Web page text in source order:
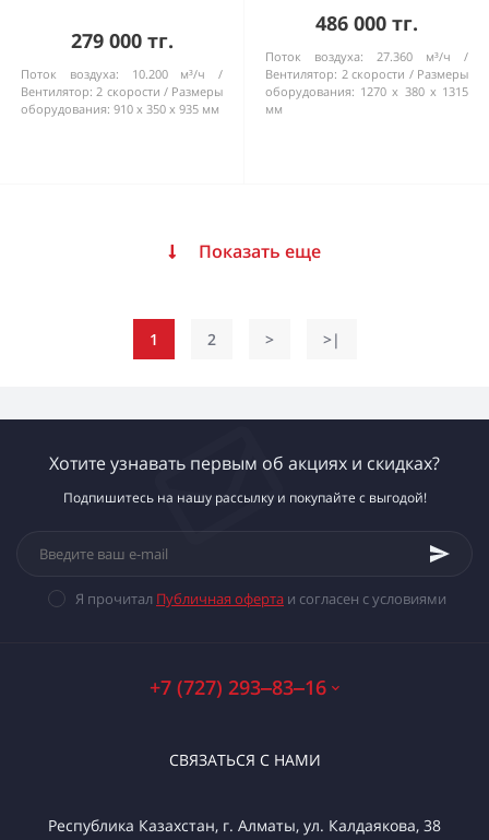
279 000 тг.
Поток воздуха:
10.200 м³/ч
Bентилятор: 2 cкорости
Pазмеры
оборудования: 910 x 350 x 935 мм
486 000 тг.
Поток воздуха:
27.360 м³/ч
Bентилятор: 2 cкорости
Pазмеры
оборудования: 1270 x 380 x 1315
мм
Показать еще
1 2 > >|
Хотите узнавать первым об акциях и скидках?
Подпишитесь на нашу рассылку и покупайте с выгодой!
Я прочитал Публичная оферта и согласен с условиями
+7 (727) 293‒83‒16
СВЯЗАТЬСЯ С НАМИ
Республика Казахстан, г. Алматы, ул. Калдаякова, 38